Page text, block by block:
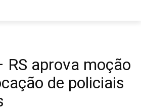
RS aprova moção
de policiais